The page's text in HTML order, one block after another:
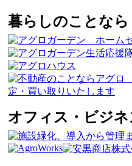
暮らしのことなら
オフィス・ビジ